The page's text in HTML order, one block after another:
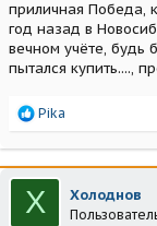
приличная Победа,
год назад в
вечном учёте, будь
пытался купить....,
Р
а
к
ц
и
и
Pika
Х Холоднов